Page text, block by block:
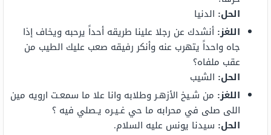
الحل: الدنيا
اللغز: أنشدك عن رجلا علينا طريقه أحداً يرحبه ويخاف إذا
جاه واحداً يتهرب عنه وأنكر رفيقه صعب عليك الطيب من
عقب ملفاه؟
الحل: الشيب
اللغز: من شـيخ الأزهـر وطلابه وانا علا ما سمعـت ارويه مين
اللى صلى في محرابه ما حي غـيـره يـصلي فيه ؟
الحل: سيدنا يونس عليه السلام.